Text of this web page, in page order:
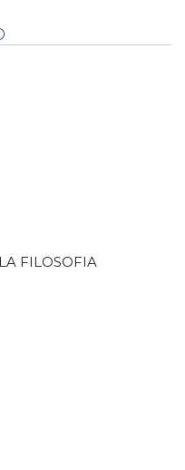
FILOSOFIA